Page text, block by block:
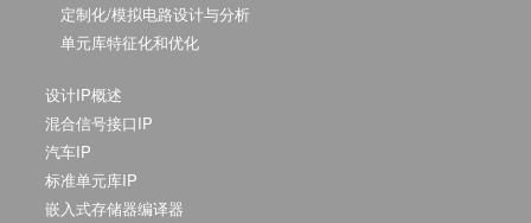
定制化/模拟电路设计与分析
单元库特征化和优化
设计IP概述
混合信号接口IP
汽车IP
标准单元库IP
嵌入式存储器编译器